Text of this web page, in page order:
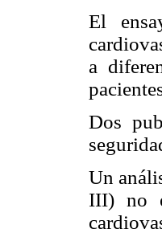
El
a
Dos
Un
III) no